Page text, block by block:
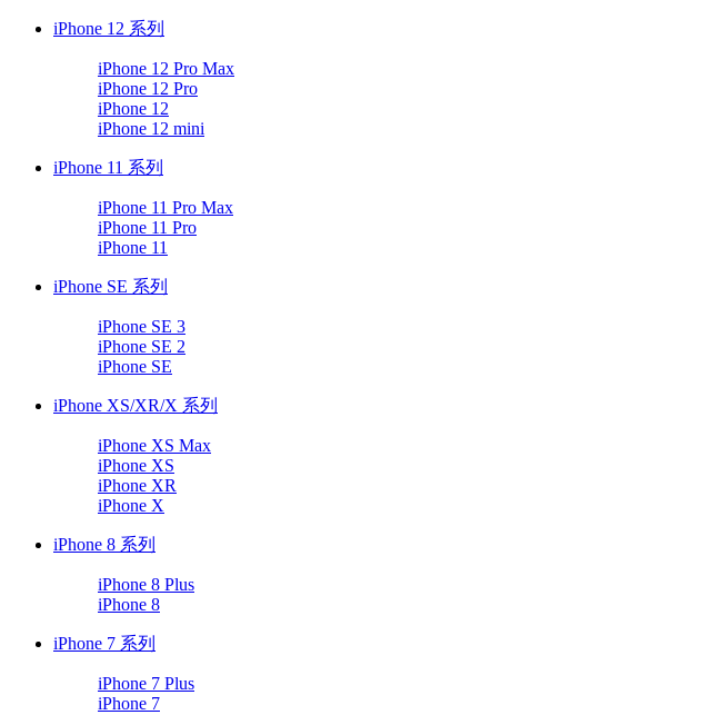
iPhone 12 系列
iPhone 12 Pro Max
iPhone 12 Pro
iPhone 12
iPhone 12 mini
iPhone 11 系列
iPhone 11 Pro Max
iPhone 11 Pro
iPhone 11
iPhone SE 系列
iPhone SE 3
iPhone SE 2
iPhone SE
iPhone XS/XR/X 系列
iPhone XS Max
iPhone XS
iPhone XR
iPhone X
iPhone 8 系列
iPhone 8 Plus
iPhone 8
iPhone 7 系列
iPhone 7 Plus
iPhone 7